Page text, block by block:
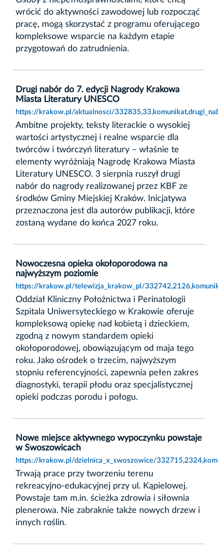
wrócić do aktywności zawodowej lub rozpocząć
pracę, mogą skorzystać z programu oferującego
kompleksowe wsparcie na każdym etapie
przygotowań do zatrudnienia.
Drugi nabór do 7. edycji Nagrody Krakowa
Miasta Literatury UNESCO
https://krakow.pl/aktualnosci/
Ambitne projekty, teksty literackie o wysokiej
wartości artystycznej i realne wsparcie dla
twórców i twórczyń literatury – właśnie te
elementy wyróżniają Nagrodę Krakowa Miasta
Literatury UNESCO. 3 sierpnia ruszył drugi
nabór do nagrody realizowanej przez KBF ze
środków Gminy Miejskiej Kraków. Inicjatywa
przeznaczona jest dla autorów publikacji, które
zostaną wydane do końca 2027 roku.
Nowoczesna opieka okołoporodowa na
najwyższym poziomie
https://krakow.pl/telewizja_krakow_pl/
Oddział Kliniczny Położnictwa i Perinatologii
Szpitala Uniwersyteckiego w Krakowie oferuje
kompleksową opiekę nad kobietą i dzieckiem,
zgodną z nowym standardem opieki
okołoporodowej, obowiązującym od maja tego
roku. Jako ośrodek o trzecim, najwyższym
stopniu referencyjności, zapewnia pełen zakres
diagnostyki, terapii płodu oraz specjalistycznej
opieki podczas porodu i połogu.
Nowe miejsce aktywnego wypoczynku powstaje
w Swoszowicach
https://krakow.pl/dzielnica_x_swoszowice/
Trwają prace przy tworzeniu terenu
rekreacyjno-edukacyjnej przy ul. Kąpielowej.
Powstaje tam m.in. ścieżka zdrowia i siłownia
plenerowa. Nie zabraknie także nowych drzew i
innych roślin.